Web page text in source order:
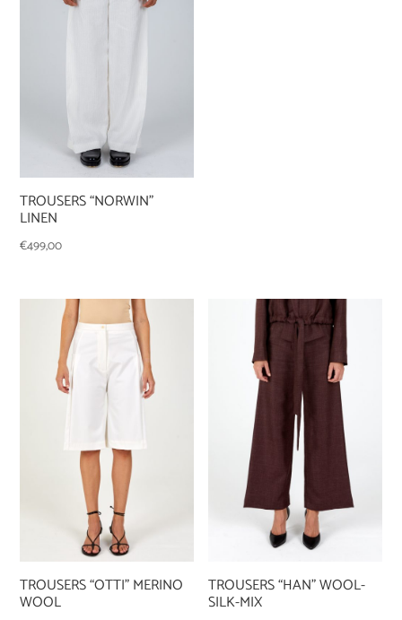
TROUSERS “NORWIN”
LINEN
€499,00
TROUSERS “OTTI” MERINO
WOOL
TROUSERS “HAN” WOOL-
SILK-MIX